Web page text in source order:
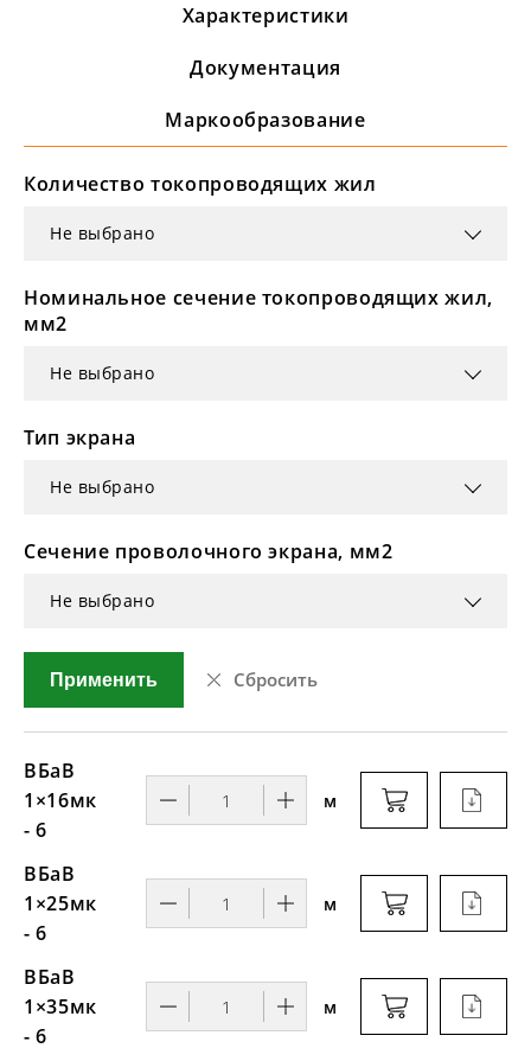
Характеристики
Документация
Маркообразование
Количество токопроводящих жил
Не выбрано
Номинальное сечение токопроводящих жил,
мм2
Не выбрано
Тип экрана
Не выбрано
Сечение проволочного экрана, мм2
Не выбрано
Применить Сбросить
ВБаВ
1×16мк
- 6
м
ВБаВ
1×25мк
- 6
м
ВБаВ
1×35мк
- 6
м